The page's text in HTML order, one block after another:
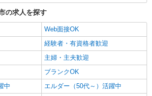
の求人を探す
Web面接OK
経験者・有資格者歓迎
主婦・主夫歓迎
ブランクOK
中
エルダー（50代～）活躍中